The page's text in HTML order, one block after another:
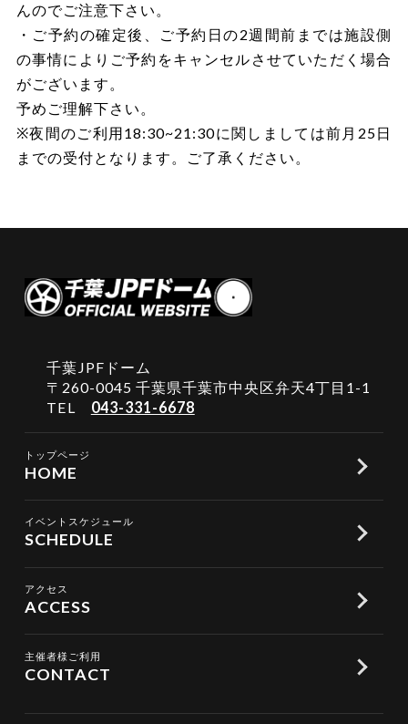
んのでご注意下さい。
・ご予約の確定後、ご予約日の2週間前までは施設側
の事情によりご予約をキャンセルさせていただく場合
がございます。
予めご理解下さい。
※夜間のご利用18:30~21:30に関しましては前月25日
までの受付となります。ご了承ください。
千葉JPFドーム
〒260-0045 千葉県千葉市中央区弁天4丁目1-1
TEL
043-331-6678
トップページ
HOME
イベントスケジュール
SCHEDULE
アクセス
ACCESS
主催者様ご利用
CONTACT